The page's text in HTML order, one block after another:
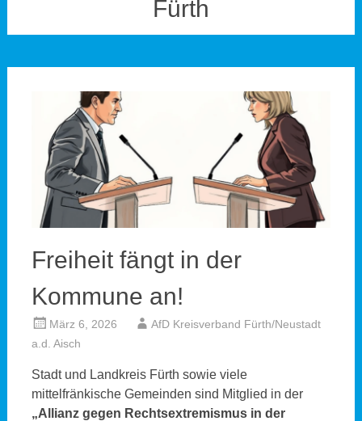
Fürth
Freiheit fängt in der
Kommune an!
März 6, 2026
AfD Kreisverband Fürth/Neustadt
a.d. Aisch
Stadt und Landkreis Fürth sowie viele
mittelfränkische Gemeinden sind Mitglied in der
„Allianz gegen Rechtsextremismus in der